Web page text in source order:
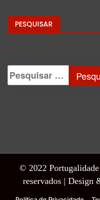
PESQUISAR
© 2022
reservados | Design